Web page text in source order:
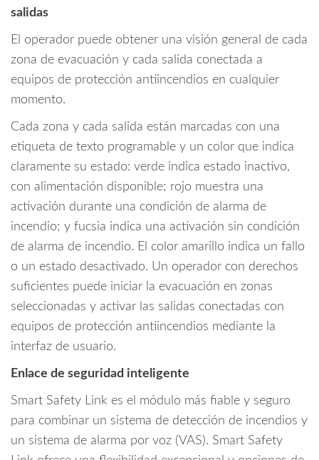
salidas
El operador puede obtener una visión general de cada
zona de evacuación y cada salida conectada a
equipos de protección antiincendios en cualquier
momento.
Cada zona y cada salida están marcadas con una
etiqueta de texto programable y un color que indica
claramente su estado: verde indica estado inactivo,
con alimentación disponible; rojo muestra una
activación durante una condición de alarma de
incendio; y fucsia indica una activación sin condición
de alarma de incendio. El color amarillo indica un fallo
o un estado desactivado. Un operador con derechos
suficientes puede iniciar la evacuación en zonas
seleccionadas y activar las salidas conectadas con
equipos de protección antiincendios mediante la
interfaz de usuario.
Enlace de seguridad inteligente
Smart Safety Link es el módulo más fiable y seguro
para combinar un sistema de detección de incendios y
un sistema de alarma por voz (VAS). Smart Safety